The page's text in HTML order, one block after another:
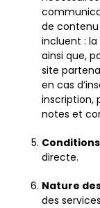
de contenu
incluent :
ainsi que,
site
en cas
inscription,
notes et
directe.
Nature
des